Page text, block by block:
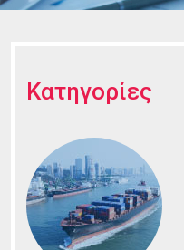
Κατηγορίες